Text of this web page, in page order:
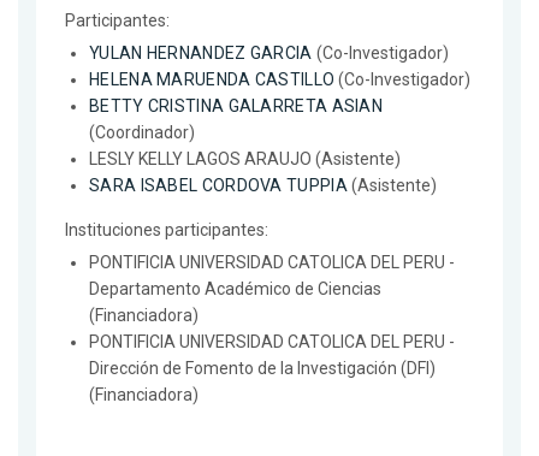
Participantes:
YULAN HERNANDEZ GARCIA (Co-Investigador)
HELENA MARUENDA CASTILLO (Co-Investigador)
BETTY CRISTINA GALARRETA ASIAN
(Coordinador)
LESLY KELLY LAGOS ARAUJO (Asistente)
SARA ISABEL CORDOVA TUPPIA(Asistente)
Instituciones participantes:
PONTIFICIA UNIVERSIDAD CATOLICA DEL PERU -
Departamento Académico de Ciencias
(Financiadora)
PONTIFICIA UNIVERSIDAD CATOLICA DEL PERU -
Dirección de Fomento de la Investigación (DFI)
(Financiadora)